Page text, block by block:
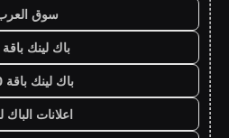
سوق
باك لينك باقة
باك لينك باقة 100
اعلانات الباك